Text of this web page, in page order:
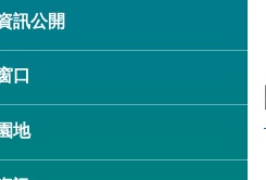
訊公開
口
地